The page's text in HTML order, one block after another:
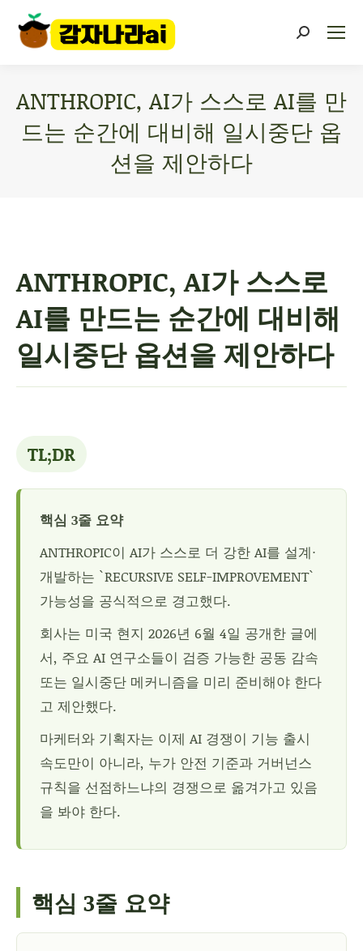
ANTHROPIC, AI가 스스로 AI를 만
드는 순간에 대비해 일시중단 옵
션을 제안하다
ANTHROPIC, AI가 스스로
AI를 만드는 순간에 대비해
일시중단 옵션을 제안하다
TL;DR
핵심 3줄 요약
ANTHROPIC이 AI가 스스로 더 강한 AI를 설계·
개발하는 `RECURSIVE SELF-IMPROVEMENT`
가능성을 공식적으로 경고했다.
회사는 미국 현지 2026년 6월 4일 공개한 글에
서, 주요 AI 연구소들이 검증 가능한 공동 감속
또는 일시중단 메커니즘을 미리 준비해야 한다
고 제안했다.
마케터와 기획자는 이제 AI 경쟁이 기능 출시
속도만이 아니라, 누가 안전 기준과 거버넌스
규칙을 선점하느냐의 경쟁으로 옮겨가고 있음
을 봐야 한다.
핵심 3줄 요약